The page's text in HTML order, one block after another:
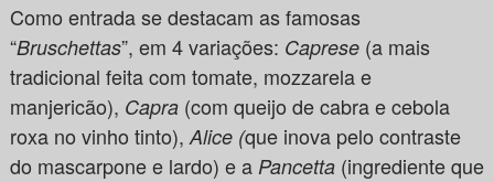
Como entrada se destacam as famosas
“Bruschettas”, em 4 variações: Caprese(a mais
tradicional feita com tomate, mozzarela e
manjericão), Capra(com queijo de cabra e cebola
roxa no vinho tinto), Alice (que inova pelo contraste
do mascarpone e lardo) e a Pancetta(ingrediente que